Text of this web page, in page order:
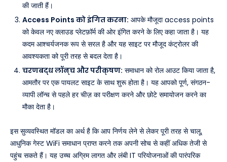
की जाती हैं।
Access Points को इंगित करना: आपके मौजूदा access points
को केवल नए क्लाउड प्लेटफ़ॉर्म की ओर इंगित करने के लिए कहा जाता है। यह
कदम आश्चर्यजनक रूप से सरल है और यह साइट पर मौजूद कंट्रोलर की
आवश्यकता को पूरी तरह से बदल देता है।
चरणबद्ध लॉन्च और परीक्षण: समाधान को रोल आउट किया जाता है,
आमतौर पर एक पायलट साइट के साथ शुरू होता है। यह आपको पूर्ण, संगठन-
व्यापी लॉन्च से पहले हर चीज़ का परीक्षण करने और छोटे समायोजन करने का
मौका देता है।
इस सुव्यवस्थित मॉडल का अर्थ है कि आप निर्णय लेने से लेकर पूरी तरह से चालू,
आधुनिक गेस्ट WiFi समाधान प्राप्त करने तक अपनी सोच से कहीं अधिक तेजी से
पहुंच सकते हैं। यह उच्च अग्रिम लागत और लंबी IT परियोजनाओं की पारंपरिक